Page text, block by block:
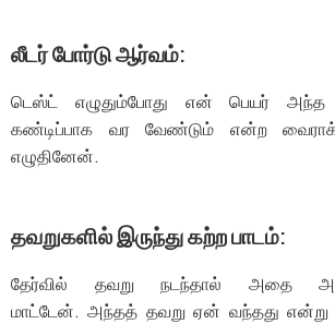
லீடர் போர்டு ஆர்வம்:
டெஸ்ட் எழுதும்போது என் பெயர் அந்த
கண்டிப்பாக வர வேண்டும் என்ற
எழுதினேன்.
தவறுகளில் இருந்து கற்ற பாடம்:
தேர்வில் தவறு நடந்தால் அதை
மாட்டேன். அந்தத் தவறு ஏன் வந்தது என்று